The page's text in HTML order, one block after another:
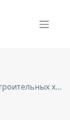
и навигация по контрактам FIDIC